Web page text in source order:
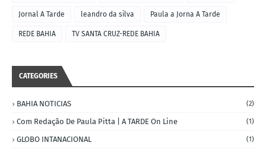
Jornal A Tarde leandro da silva Paula a Jorna A Tarde
REDE BAHIA TV SANTA CRUZ-REDE BAHIA
CATEGORIES
BAHIA NOTICIAS (2)
Com Redação De Paula Pitta | A TARDE On Line (1)
GLOBO INTANACIONAL (1)